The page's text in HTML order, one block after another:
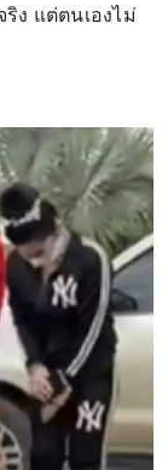
ง แต่ตนเองไม่